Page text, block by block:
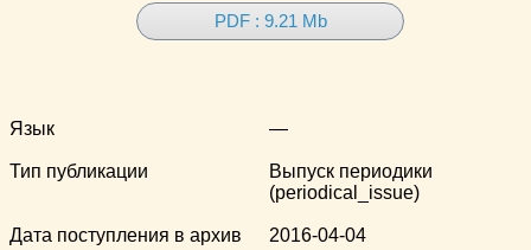
PDF : 9.21 Mb
Язык —
Тип публикации
Выпуск периодики
(periodical_issue)
Дата поступления в архив 2016-04-04